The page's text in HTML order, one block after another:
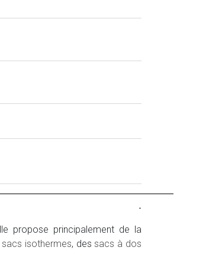
-
propose principalement de la
sacs isothermes, des sacs à dos